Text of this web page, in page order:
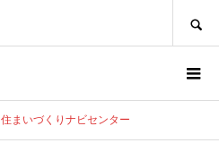
住まいづくりナビセンター